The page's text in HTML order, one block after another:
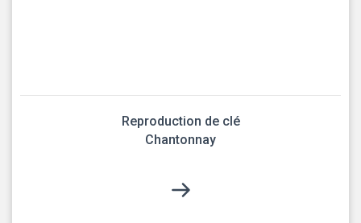
Reproduction de clé
Chantonnay